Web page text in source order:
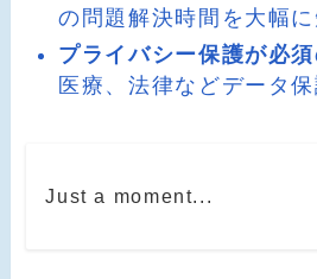
の問題解決時間を大幅
プライバシー保護が必
医療、法律などデータ
Just a moment...